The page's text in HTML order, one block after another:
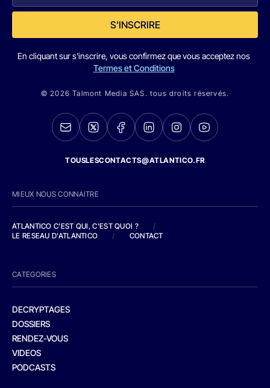
S'INSCRIRE
En cliquant sur s'inscrire, vous confirmez que vous acceptez nos
Termes et Conditions
© 2026 Talmont Media SAS. tous droits réservés.
TOUSLESCONTACTS@ATLANTICO.FR
MIEUX NOUS CONNAITRE
ATLANTICO C'EST QUI, C'EST QUOI ?
/
LE RESEAU D'ATLANTICO
/ CONTACT
CATEGORIES
DECRYPTAGES
DOSSIERS
RENDEZ-VOUS
VIDEOS
PODCASTS